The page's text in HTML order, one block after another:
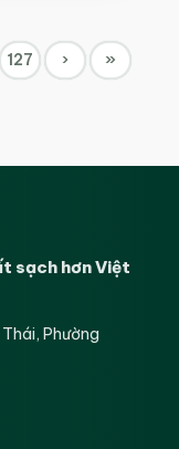
127 › »
sạch hơn Việt
Phường